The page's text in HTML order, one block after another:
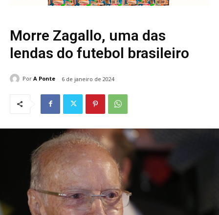
Morre Zagallo, uma das
lendas do futebol brasileiro
Por A Ponte 6 de janeiro de 2024